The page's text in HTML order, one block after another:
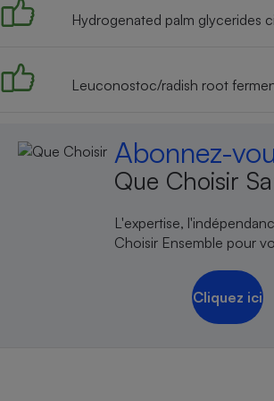
Hydrogenated palm glycerides
Leuconostoc/radish root
Abonnez-
Que Choisir
L'expertise,
Choisir Ensemble pour
Cliquez ici